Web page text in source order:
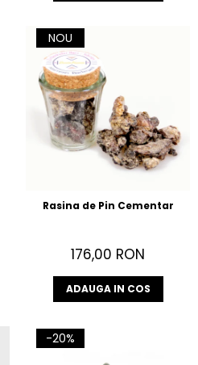
NOU
Rasina de Pin Cementar
176,00 RON
ADAUGA IN COS
-20%